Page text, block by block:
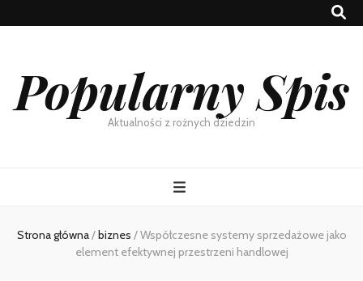
Popularny Spis
Aktualności z rożnych dziedzin
Strona główna/biznes /Współczesne systemy sprzedażowe jako
element efektywnej przestrzeni handlowej